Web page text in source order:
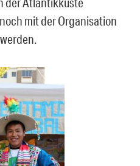
mit der Organisation